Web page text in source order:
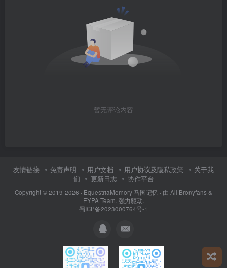
暂无评论内容
友情链接 免责声明 用户文档 用户协议及隐私政策
关于我
们
更新日志 协作平台
Copyright © 2019-2026 · EquestriaMemory|马国记忆 · 由 All Bronyfans &
EYPA Team. 强力驱动.
蜀ICP备2023000764号-1